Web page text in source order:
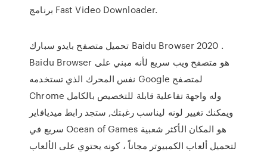
برنامج Fast Video Downloader.
تحميل متصفح بايدو سبارك Baidu Browser 2020 .
Baidu Browser هو متصفح ويب سريع لأنه مبني على
نفس المحرك الذي تستخدمه Google لمتصفح
Chrome وله واجهة تفاعلية قابلة للتخصيص بالكامل
ويمكنك تغيير لونه ليناسب رغبتك, ستجد رابط ميديافاير
سريع في Ocean of Games هو المكان الأكثر شعبية
لتحميل ألعاب الكمبيوتر مجاناً ، كونه يحتوي على الألعاب